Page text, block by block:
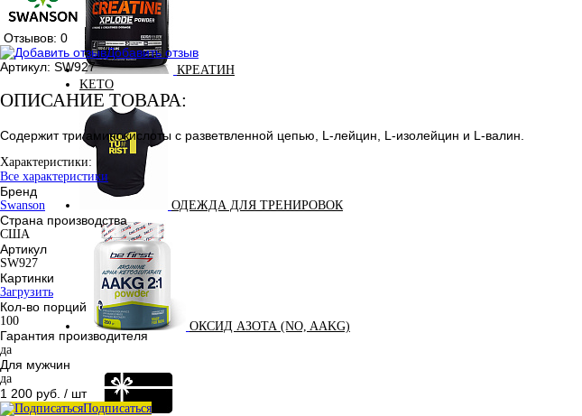
КРЕАТИН
KETO
ОДЕЖДА ДЛЯ ТРЕНИРОВОК
ОКСИД АЗОТА (NO, AAKG)
Отзывов: 0
Добавить отзыв
Артикул: SW927
ОПИСАНИЕ ТОВАРА:
Содержит три аминокислоты с разветвленной цепью, L-лейцин, L-изолейцин и L-валин.
Характеристики:
Все характеристики
Бренд
Swanson
Страна производства
США
Артикул
SW927
Картинки
Загрузить
Кол-во порций
100
Гарантия производителя
да
Для мужчин
да
1 200 руб. / шт
Подписаться